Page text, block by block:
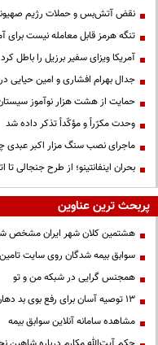
نقض آتش‌بس و حملات رژیم
تنگه هرمز قابل معامله نیست برای
آمریکا ویزای سفیر برزیل را باطل کرد
جدال بهرام افشاری و امین حیایی
حمایت از هشت هزار نوآموز
وحدت مکرّراً و مؤکّداً تذکر داده شد
ماجرای نصب سنگ مزار اکبر
بحران اینفانتینو؛ از طرح جنجالی تا
پربحث ترین عناوین
هشتمین کلان شهر ایران مشخص
سوابق بیمه شدگان روی سایت
همجنس گرایی در شبکه من و تو
13 توصیه آسان برای رفع بوی بد دهان
مشاهده سامانه آنلاين سوابق بیمه